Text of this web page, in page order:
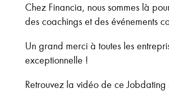
Chez Financia, nous sommes là
des coachings et des événements
Un grand merci à toutes les
exceptionnelle !
Retrouvez la vidéo de ce Jobdating